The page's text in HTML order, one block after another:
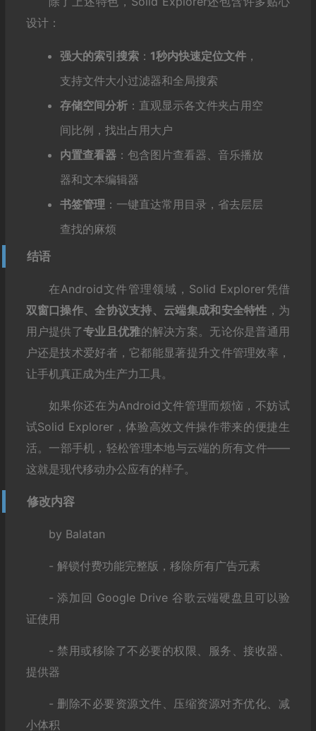
设计：
强大的索引搜索： 1秒内快速定位文件，
支持文件大小过滤器和全局搜索
存储空间分析：直观显示各文件夹占用空
间比例，找出占用大户
内置查看器：包含图片查看器、音乐播放
器和文本编辑器
书签管理 ：一键直达常用目录，省去层层
查找的麻烦
结语
在Android文件管理领域，Solid Explorer凭借
双窗口操作、全协议支持、云端集成和安全特性 ，为
用户提供了专业且优雅的解决方案。无论你是普通用
户还是技术爱好者，它都能显著提升文件管理效率，
让手机真正成为生产力工具。
如果你还在为Android文件管理而烦恼，不妨试
试Solid Explorer，体验高效文件操作带来的便捷生
活。一部手机，轻松管理本地与云端的所有文件——
这就是现代移动办公应有的样子。
修改内容
by Balatan
- 解锁付费功能完整版，移除所有广告元素
- 添加回 Google Drive 谷歌云端硬盘且可以验
证使用
- 禁用或移除了不必要的权限、服务、接收器、
提供器
- 删除不必要资源文件、压缩资源对齐优化、减
小体积